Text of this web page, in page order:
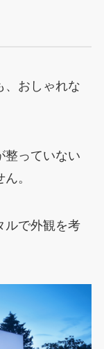
、おしゃれな
整っていない
。
ルで外観を考